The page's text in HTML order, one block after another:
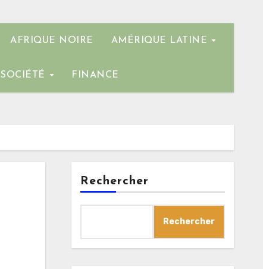
AFRIQUE NOIRE AMÉRIQUE LATINE
SOCIÉTÉ FINANCE
Rechercher
Rechercher